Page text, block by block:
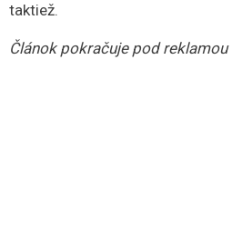
taktiež.
Článok pokračuje pod reklamou